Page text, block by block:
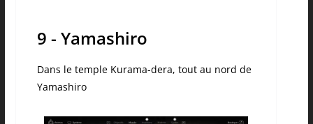
9 - Yamashiro
Dans le temple Kurama-dera, tout au nord de
Yamashiro